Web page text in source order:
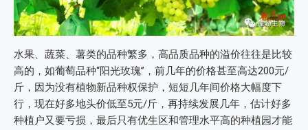
水果、蔬菜、薯类的品种繁多，高品质品种的溢价往往是比较
高的，如葡萄品种“阳光玫瑰”，前几年的价格甚至高达200元/
斤，因为没有植物新品种权保护，短短几年间价格大幅度下
行，现在好多地头价低至5元/斤，再持续发展几年，估计好多
种植户又要亏损，最后只有优生区和管理水平高的种植园才能